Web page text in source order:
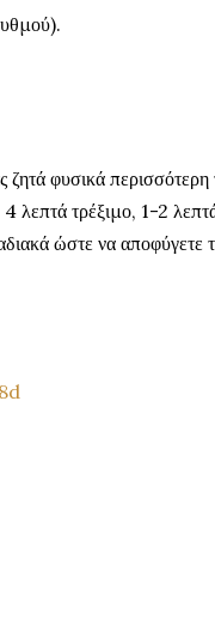
φυσικά περισσότερη
4 λεπτά τρέξιμο, 1-2
ώστε να αποφύγετε